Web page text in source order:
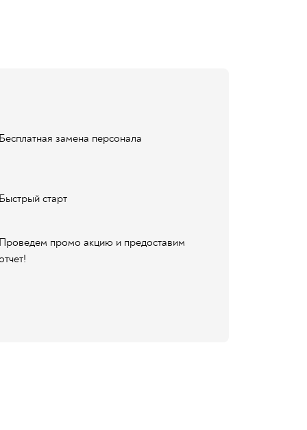
замена персонала
старт
промо акцию и предоставим